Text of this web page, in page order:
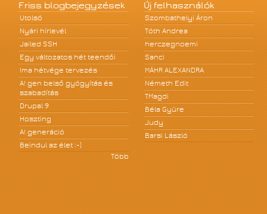
Friss blogbejegyzések
Utolsó
Nyári hírlevél
Jailed SSH
Egy változatos hét teendői
Ima hétvége tervezés
A! gen belső gyógyítás és
szabadítás
Drupal 9
Hoszting
A! generáció
Beindul az élet :-)
Több
Új felhasználók
Szombathelyi Áron
Tóth Andrea
herczegnoemi
Sanci
MÁHR ALEXANDRA
Németh Edit
TMagdi
Béla Gyüre
Judy
Barsi László